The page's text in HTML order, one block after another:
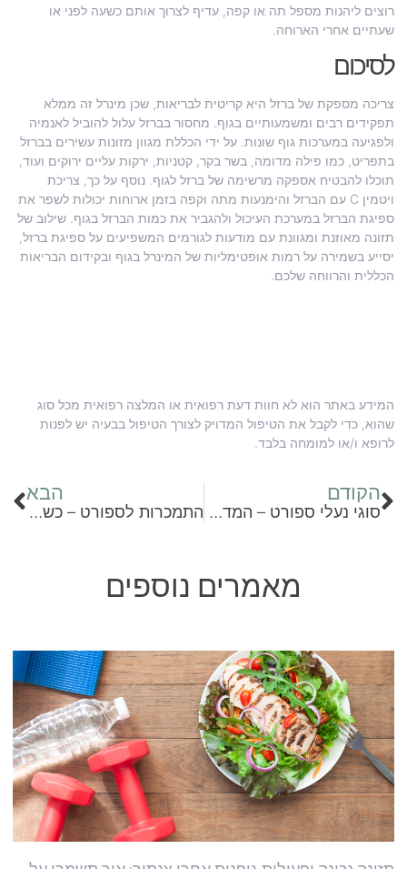
רוצים ליהנות מספל תה או קפה, עדיף לצרוך אותם כשעה לפני או
שעתיים אחרי הארוחה.
לסיכום
צריכה מספקת של ברזל היא קריטית לבריאות, שכן מינרל זה ממלא
תפקידים רבים ומשמעותיים בגוף. מחסור בברזל עלול להוביל לאנמיה
ולפגיעה במערכות גוף שונות. על ידי הכללת מגוון מזונות עשירים בברזל
בתפריט, כמו פילה מדומה, בשר בקר, קטניות, ירקות עליים ירוקים ועוד,
תוכלו להבטיח אספקה מרשימה של ברזל לגוף. נוסף על כך, צריכת
ויטמין C עם הברזל והימנעות מתה וקפה בזמן ארוחות יכולות לשפר את
ספיגת הברזל במערכת העיכול ולהגביר את כמות הברזל בגוף. שילוב של
תזונה מאוזנת ומגוונת עם מודעות לגורמים המשפיעים על ספיגת ברזל,
יסייע בשמירה על רמות אופטימליות של המינרל בגוף ובקידום הבריאות
הכללית והרווחה שלכם.
המידע באתר הוא לא חוות דעת רפואית או המלצה רפואית מכל סוג
שהוא, כדי לקבל את הטיפול המדויק לצורך הטיפול בבעיה יש לפנות
לרופא ו/או למומחה בלבד.
הקודם
סוגי נעלי ספורט – המדריך לבחירת הנעל המושלמת
הבא
התמכרות לספורט – כשהאימון הופך לכפייתי ומזיק
מאמרים נוספים